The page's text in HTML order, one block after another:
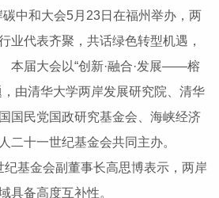
和大会5月23日在福州举办，两
业代表齐聚，共话绿色转型机遇，
届大会以“创新·融合·发展——榕
由清华大学两岸发展研究院、清华
国民党国政研究基金会、海峡经济
二十一世纪基金会共同主办。
基金会副董事长高思博表示，两岸
具备高度互补性。